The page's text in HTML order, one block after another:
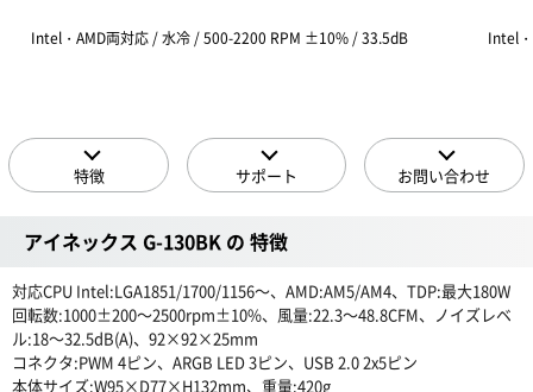
Intel・AMD両対応 / 水冷 / 500-2200 RPM ±10% / 33.5dB Intel
特徴 サポート お問い合わせ
アイネックス G-130BK の 特徴
対応CPU Intel:LGA1851/1700/1156〜、AMD:AM5/AM4、TDP:最大180W
回転数:1000±200〜2500rpm±10%、風量:22.3〜48.8CFM、ノイズレベ
ル:18〜32.5dB(A)、92×92×25mm
コネクタ:PWM 4ピン、ARGB LED 3ピン、USB 2.0 2x5ピン
本体サイズ:W95×D77×H132mm、重量:420g